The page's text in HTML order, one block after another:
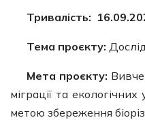
Тривалість:
Тема проєкту:
Мета проєкту:
міграції та
метою збереження